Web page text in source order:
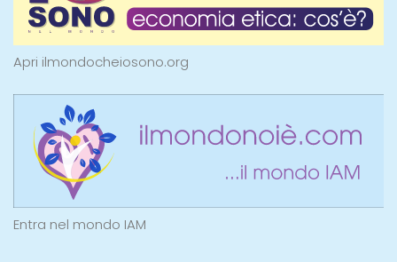
Apri ilmondocheiosono.org
Entra nel mondo IAM